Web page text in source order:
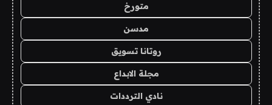
متورخ
مدسن
روتانا تسويق
مجلة الابداع
نادي الترددات